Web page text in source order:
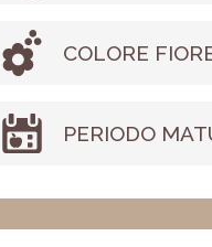
COLORE
PERIODO